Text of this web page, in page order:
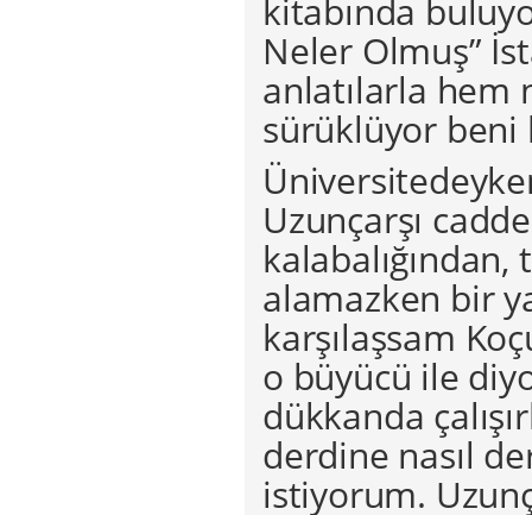
kitabında
Neler Olmuş”
anlatılarla hem
sürüklüyor beni
Uzunçarşı
alamazken bir
karşılaşsam
o büyücü ile
dükkanda
derdine nasıl
istiyorum.